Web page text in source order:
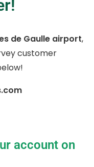
de Gaulle airport,
customer
account on